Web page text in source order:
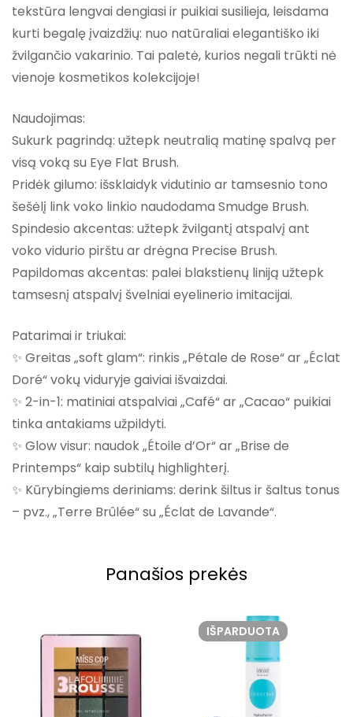
tekstūra lengvai dengiasi ir puikiai susilieja, leisdama
kurti begalę įvaizdžių: nuo natūraliai elegantiško iki
žvilgančio vakarinio. Tai paletė, kurios negali trūkti nė
vienoje kosmetikos kolekcijoje!
Naudojimas:
Sukurk pagrindą: užtepk neutralią matinę spalvą per
visą voką su Eye Flat Brush.
Pridėk gilumo: išsklaidyk vidutinio ar tamsesnio tono
šešėlį link voko linkio naudodama Smudge Brush.
Spindesio akcentas: užtepk žvilgantį atspalvį ant
voko vidurio pirštu ar drėgna Precise Brush.
Papildomas akcentas: palei blakstienų liniją užtepk
tamsesnį atspalvį švelniai eyelinerio imitacijai.
Patarimai ir triukai:
✨ Greitas „soft glam“: rinkis „Pétale de Rose“ ar „Éclat
Doré“ vokų viduryje gaiviai išvaizdai.
✨ 2-in-1: matiniai atspalviai „Café“ ar „Cacao“ puikiai
tinka antakiams užpildyti.
✨ Glow visur: naudok „Étoile d’Or“ ar „Brise de
Printemps“ kaip subtilų highlighterį.
✨ Kūrybingiems deriniams: derink šiltus ir šaltus tonus
– pvz., „Terre Brûlée“ su „Éclat de Lavande“.
Panašios prekės
IŠPARDUOTA